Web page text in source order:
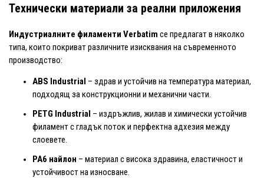
Технически материали за реални приложения
Индустриалните филаменти Verbatim се предлагат в няколко
типа, които покриват различните изисквания на съвременното
производство:
ABS Industrial – здрав и устойчив на температура материал,
подходящ за конструкционни и механични части.
PETG Industrial – издръжлив, жилав и химически устойчив
филамент с гладък поток и перфектна адхезия между
слоевете.
PA6 найлон – материал с висока здравина, еластичност и
устойчивост на износване.